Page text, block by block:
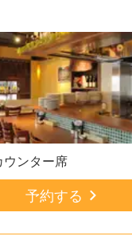
ウンター席
予約する